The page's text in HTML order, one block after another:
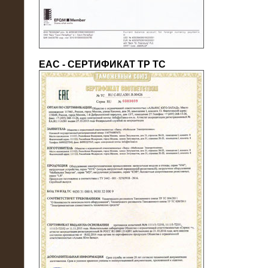
22.05.2016
Нагрузочный модуль в контейнере
10 МВт (0,4 кВ - напряжение)
ЕАС - СЕРТИФИКАТ ТР ТС